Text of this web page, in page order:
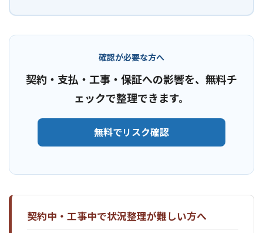
確認が必要な方へ
契約・支払・工事・保証への影響を、無料チ
ェックで整理できます。
無料でリスク確認
契約中・工事中で状況整理が難しい方へ